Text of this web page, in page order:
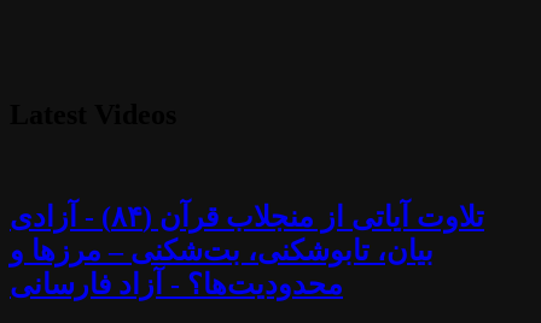
تلاوت آیاتی از منجلاب قرآن (۸۴) - آزادی
بیان، تابوشکنی، بت‌شکنی – مرزها و
محدودیت‌ها؟ - آزاد فارسانی